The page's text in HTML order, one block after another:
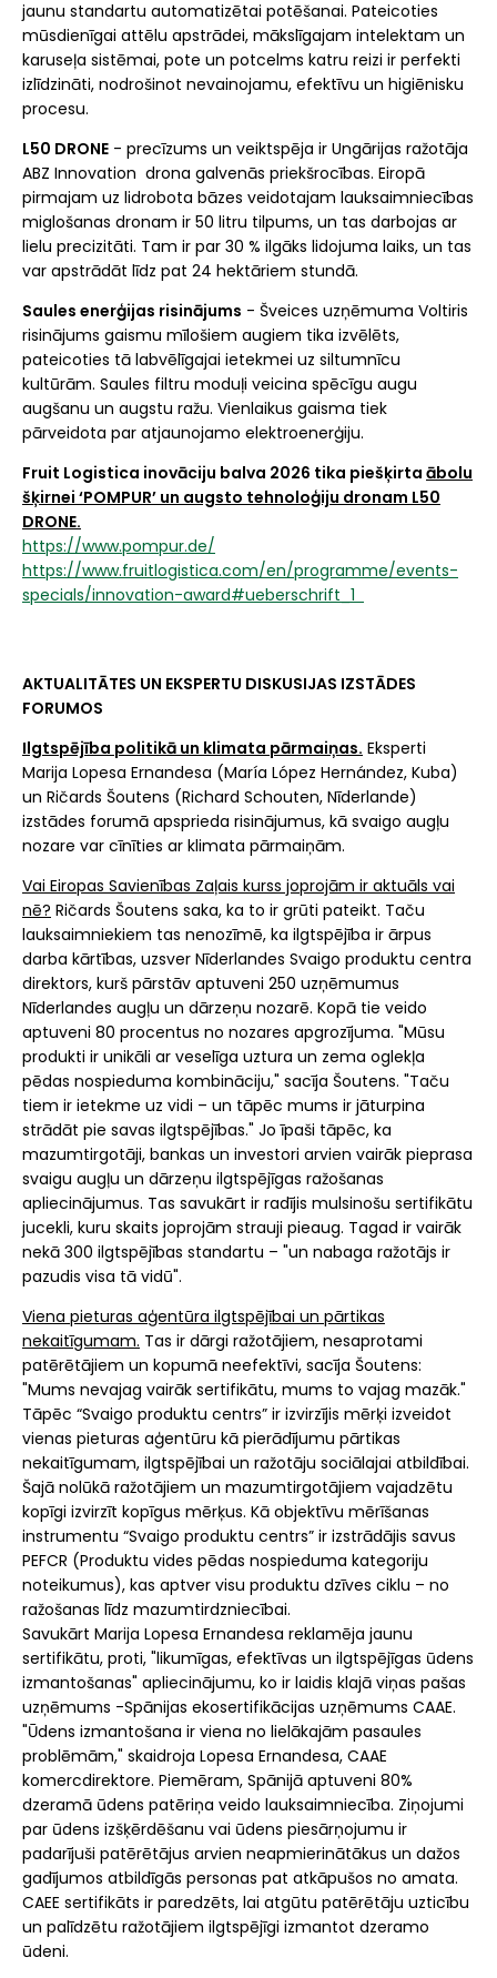
jaunu standartu automatizētai potēšanai. Pateicoties
mūsdienīgai attēlu apstrādei, mākslīgajam intelektam un
karuseļa sistēmai, pote un potcelms katru reizi ir perfekti
izlīdzināti, nodrošinot nevainojamu, efektīvu un higiēnisku
procesu.
L50 DRONE - precīzums un veiktspēja ir Ungārijas ražotāja
ABZ Innovation drona galvenās priekšrocības. Eiropā
pirmajam uz lidrobota bāzes veidotajam lauksaimniecības
miglošanas dronam ir 50 litru tilpums, un tas darbojas ar
lielu precizitāti. Tam ir par 30 % ilgāks lidojuma laiks, un tas
var apstrādāt līdz pat 24 hektāriem stundā.
Saules enerģijas risinājums - Šveices uzņēmuma Voltiris
risinājums gaismu mīlošiem augiem tika izvēlēts,
pateicoties tā labvēlīgajai ietekmei uz siltumnīcu
kultūrām. Saules filtru moduļi veicina spēcīgu augu
augšanu un augstu ražu. Vienlaikus gaisma tiek
pārveidota par atjaunojamo elektroenerģiju.
Fruit Logistica inovāciju balva 2026 tika piešķirta ābolu
šķirnei ‘POMPUR’ un augsto tehnoloģiju dronam L50
DRONE.
https://www.pompur.de/
https://www.fruitlogistica.com/en/programme/events-
specials/innovation-award#ueberschrift_1
AKTUALITĀTES UN EKSPERTU DISKUSIJAS IZSTĀDES
FORUMOS
Ilgtspējība politikā un klimata pārmaiņas. Eksperti
Marija Lopesa Ernandesa (María López Hernández, Kuba)
un Ričards Šoutens (Richard Schouten, Nīderlande)
izstādes forumā apsprieda risinājumus, kā svaigo augļu
nozare var cīnīties ar klimata pārmaiņām.
Vai Eiropas Savienības Zaļais kurss joprojām ir aktuāls vai
nē? Ričards Šoutens saka, ka to ir grūti pateikt. Taču
lauksaimniekiem tas nenozīmē, ka ilgtspējība ir ārpus
darba kārtības, uzsver Nīderlandes Svaigo produktu centra
direktors, kurš pārstāv aptuveni 250 uzņēmumus
Nīderlandes augļu un dārzeņu nozarē. Kopā tie veido
aptuveni 80 procentus no nozares apgrozījuma. "Mūsu
produkti ir unikāli ar veselīga uztura un zema oglekļa
pēdas nospieduma kombināciju," sacīja Šoutens. "Taču
tiem ir ietekme uz vidi – un tāpēc mums ir jāturpina
strādāt pie savas ilgtspējības." Jo īpaši tāpēc, ka
mazumtirgotāji, bankas un investori arvien vairāk pieprasa
svaigu augļu un dārzeņu ilgtspējīgas ražošanas
apliecinājumus. Tas savukārt ir radījis mulsinošu sertifikātu
jucekli, kuru skaits joprojām strauji pieaug. Tagad ir vairāk
nekā 300 ilgtspējības standartu – "un nabaga ražotājs ir
pazudis visa tā vidū".
Viena pieturas aģentūra ilgtspējībai un pārtikas
nekaitīgumam. Tas ir dārgi ražotājiem, nesaprotami
patērētājiem un kopumā neefektīvi, sacīja Šoutens:
"Mums nevajag vairāk sertifikātu, mums to vajag mazāk."
Tāpēc “Svaigo produktu centrs” ir izvirzījis mērķi izveidot
vienas pieturas aģentūru kā pierādījumu pārtikas
nekaitīgumam, ilgtspējībai un ražotāju sociālajai atbildībai.
Šajā nolūkā ražotājiem un mazumtirgotājiem vajadzētu
kopīgi izvirzīt kopīgus mērķus. Kā objektīvu mērīšanas
instrumentu “Svaigo produktu centrs” ir izstrādājis savus
PEFCR (Produktu vides pēdas nospieduma kategoriju
noteikumus), kas aptver visu produktu dzīves ciklu – no
ražošanas līdz mazumtirdzniecībai.
Savukārt Marija Lopesa Ernandesa reklamēja jaunu
sertifikātu, proti, "likumīgas, efektīvas un ilgtspējīgas ūdens
izmantošanas" apliecinājumu, ko ir laidis klajā viņas pašas
uzņēmums -Spānijas ekosertifikācijas uzņēmums CAAE.
"Ūdens izmantošana ir viena no lielākajām pasaules
problēmām," skaidroja Lopesa Ernandesa, CAAE
komercdirektore. Piemēram, Spānijā aptuveni 80%
dzeramā ūdens patēriņa veido lauksaimniecība. Ziņojumi
par ūdens izšķērdēšanu vai ūdens piesārņojumu ir
padarījuši patērētājus arvien neapmierinātākus un dažos
gadījumos atbildīgās personas pat atkāpušos no amata.
CAEE sertifikāts ir paredzēts, lai atgūtu patērētāju uzticību
un palīdzētu ražotājiem ilgtspējīgi izmantot dzeramo
ūdeni.